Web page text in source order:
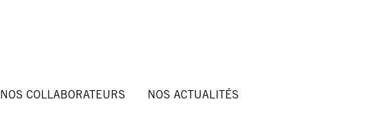
NOS COLLABORATEURS NOS ACTUALITÉS